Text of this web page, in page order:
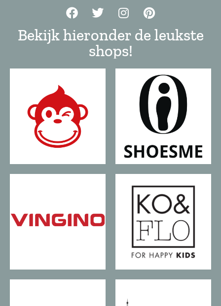
Bekijk hieronder de leukste
shops!